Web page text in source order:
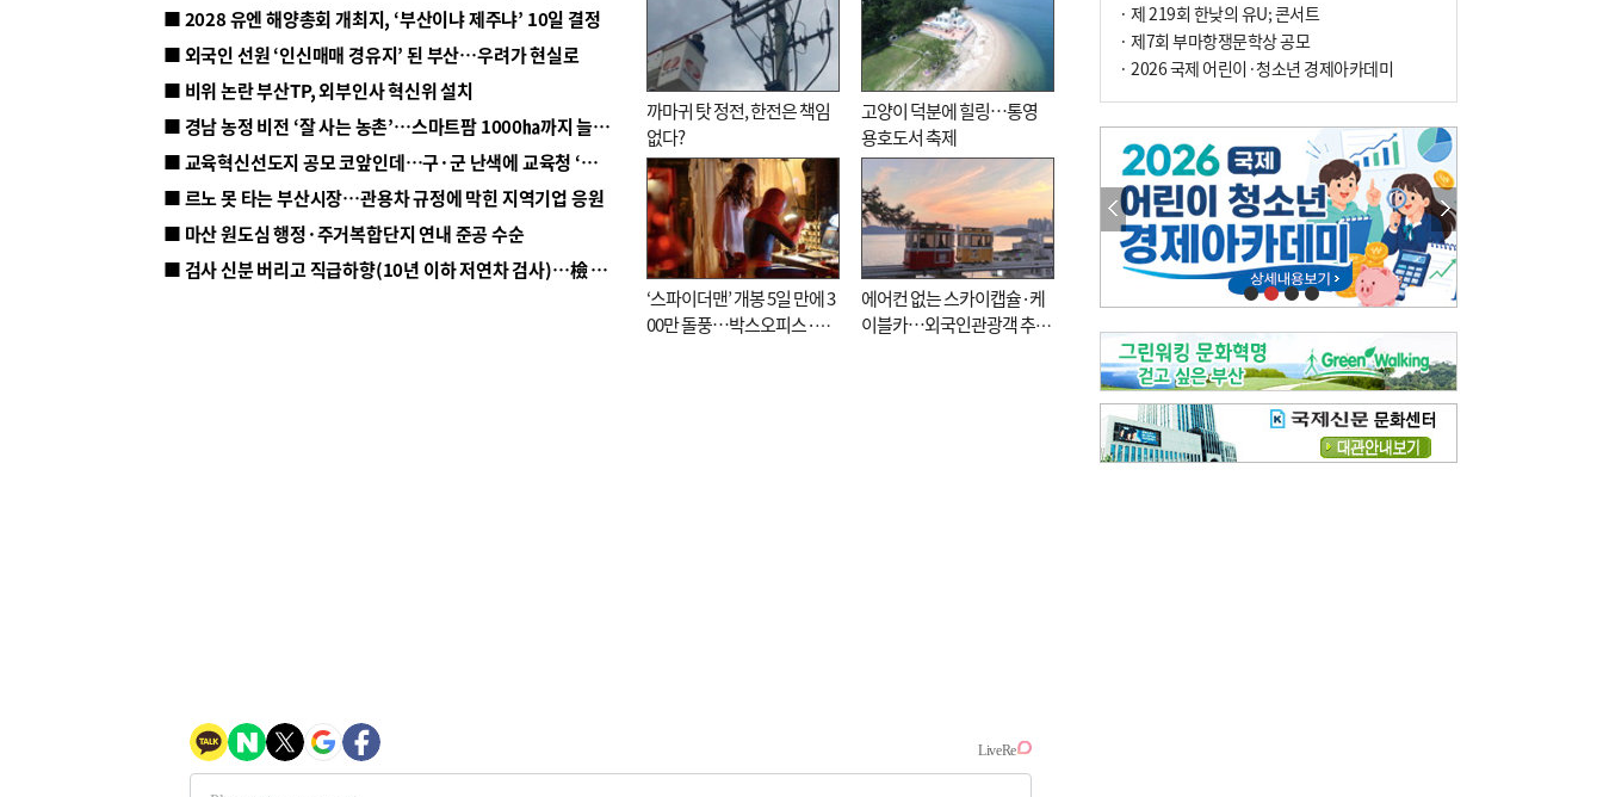
■ 2028 유엔 해양총회 개최지, ‘부산이냐 제주냐’ 10일 결정
■ 외국인 선원 ‘인신매매 경유지’ 된 부산…우려가 현실로
■ 비위 논란 부산TP, 외부인사 혁신위 설치
■ 경남 농정 비전 ‘잘 사는 농촌’…스마트팜 1000㏊까지 늘린다
■ 교육혁신선도지 공모 코앞인데…구·군 난색에 교육청 ‘쩔쩔’
■ 르노 못 타는 부산시장…관용차 규정에 막힌 지역기업 응원
■ 마산 원도심 행정·주거복합단지 연내 준공 수순
■ 검사 신분 버리고 직급하향(10년 이하 저연차 검사)…檢 중수청행 기피
까마귀 탓 정전, 한전은 책임
없다?
고양이 덕분에 힐링…통영
용호도서 축제
‘스파이더맨’ 개봉 5일 만에 3
00만 돌풍…박스오피스·예
에어컨 없는 스카이캡슐·케
이블카…외국인관광객 추억
박현주의 책 이야기[전체보기]
세계유산 ‘한국의 갯벌’ 얼마나 알고 있나요
문재필-여름_저녁무렵의호수
이 한편의 시조[전체보기]
참선 /오기환
고향 /김진규
주말 영화 박스오피스[전체보기]
‘스파이더맨’ 개봉 5일 만에 300만 돌풍…박스오피스·예매율 동시 1위
‘호프’ 개봉 11일 만에 관객 300만…‘스파이더맨’ 예매율 68.8% 1위
오늘의 운세- [전체보기]
오늘의 운세- 2026년 8월 6일 (음 6월 24일)
오늘의 운세- 2026년 8월 5일 (음 6월 23일)
조해훈의 고전 속 이 문장 [전체보기]
입추 지났는데도 덥다며 신유안에게 보낸 박규수의 편지
· 제 219회 한낮의 유U; 콘서트
· 제7회 부마항쟁문학상 공모
· 2026 국제 어린이·청소년 경제아카데미